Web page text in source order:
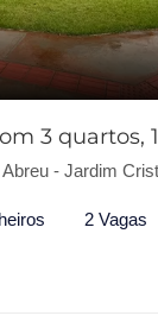
3 quartos,
- Jardim Cristhais
2 Vagas